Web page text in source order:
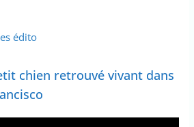
édito
chien retrouvé vivant dans